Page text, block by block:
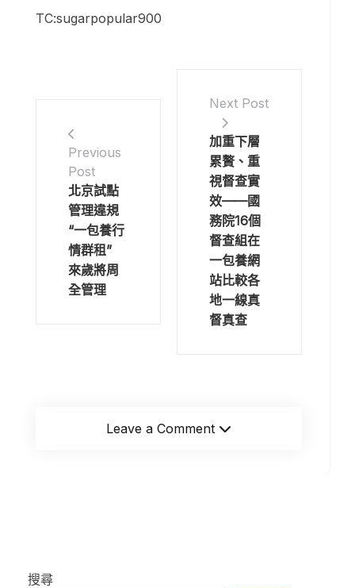
TC:sugarpopular900
Previous
Post
北京試點
管理違規
“一包養行
情群租”
來歲將周
全管理
Next Post
加重下層
累贅、重
視督查實
效——國
務院16個
督查組在
一包養網
站比較各
地一線真
督真查
Leave a Comment
搜尋